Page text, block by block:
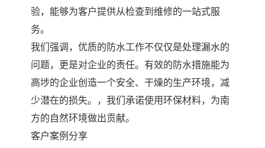
验，能够为客户提供从检查到维修的一站式服
务。
我们强调，优质的防水工作不仅仅是处理漏水的
问题，更是对企业的责任。有效的防水措施能为
高埗的企业创造一个安全、干燥的生产环境，减
少潜在的损失。，我们承诺使用环保材料，为南
方的自然环境做出贡献。
客户案例分享